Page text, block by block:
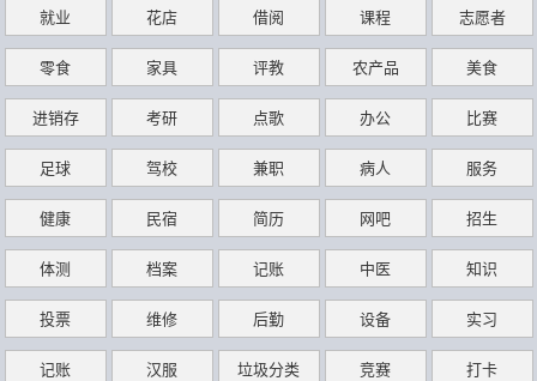
就业 花店 借阅 课程 志愿者
零食 家具 评教 农产品 美食
进销存 考研 点歌 办公 比赛
足球 驾校 兼职 病人 服务
健康 民宿 简历 网吧 招生
体测 档案 记账 中医 知识
投票 维修 后勤 设备 实习
记账 汉服 垃圾分类 竞赛 打卡